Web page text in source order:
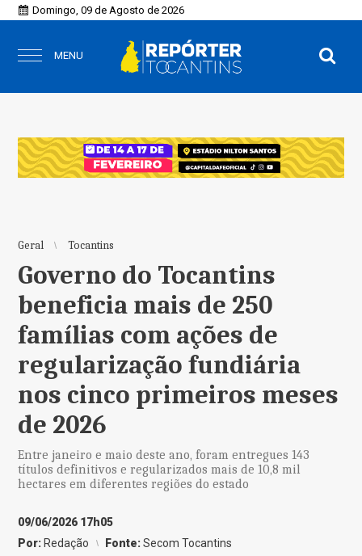
Domingo, 09 de Agosto de 2026
MENU
Geral Tocantins
Governo do Tocantins
beneficia mais de 250
famílias com ações de
regularização fundiária
nos cinco primeiros meses
de 2026
Entre janeiro e maio deste ano, foram entregues 143
títulos definitivos e regularizados mais de 10,8 mil
hectares em diferentes regiões do estado
09/06/2026 17h05
Por: Redação Fonte:Secom Tocantins